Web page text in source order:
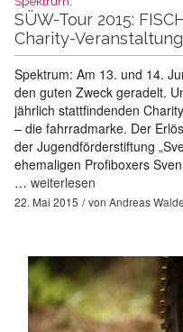
SÜW-Tour 2015:
Charity-Veranstaltung
Spektrum: Am 13. und 14.
den guten Zweck geradelt.
jährlich stattfindenden
– die fahrradmarke. Der
der Jugendförderstiftung
ehemaligen Profiboxers
… weiterlesen
22. Mai 2015 von Andreas